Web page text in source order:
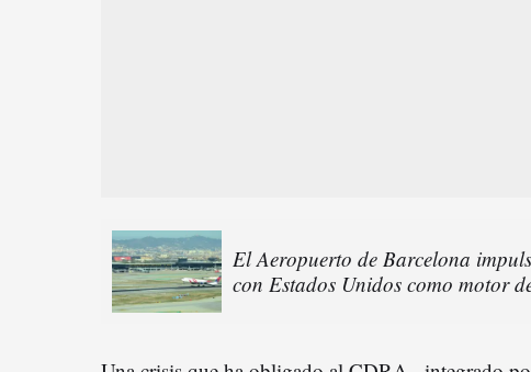
El Aeropuerto de Barcelona
con Estados Unidos como motor